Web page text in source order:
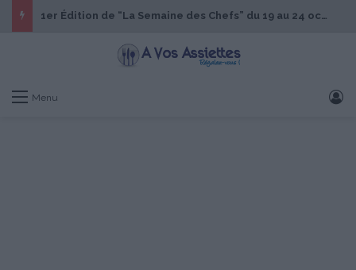
1er Édition de “La Semaine des Chefs” du 19 au 24 octobre 2026
Menu